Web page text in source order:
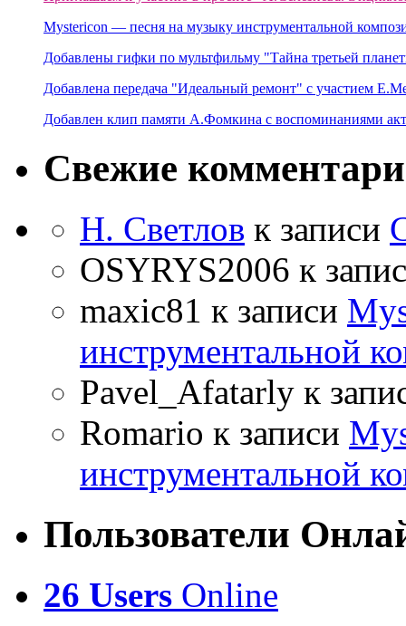
Mystericon — песня на музыку инструментальной
Добавлены гифки по мультфильму "Тайна третьей
Добавлена передача "Идеальный ремонт" с участием
Добавлен клип памяти А.Фомкина с воспоминаниями
Свежие
Н. Светлов к записи
OSYRYS2006 к
maxic81 к записи
инструментальной
Pavel_Afatarly к
Romario к записи
инструментальной
Пользователи
26 Users Online